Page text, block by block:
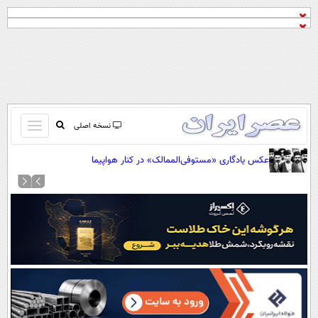
نسخه اصلی
باز
و
کردن
صفحه اول
آرشیو
نظرسنجی
آب و هوا
اوقات شرعی
سواد زندگی
عکس یادگاری «مستوفی‌الممالک» در کنار هواپیما